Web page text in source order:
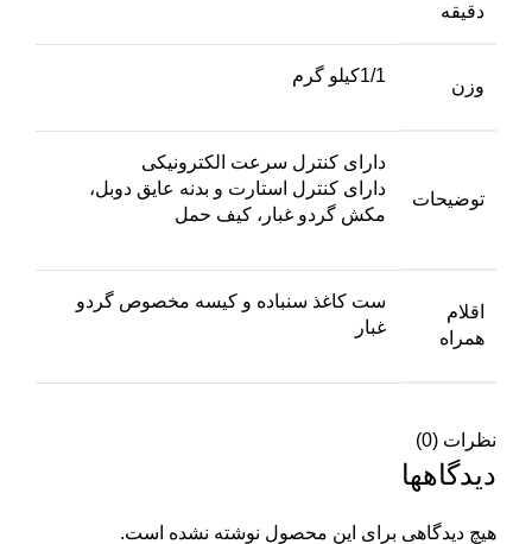
دقیقه
وزن
1/1کیلو گرم
توضیحات
دارای کنترل سرعت الکترونیکی
دارای کنترل استارت و بدنه عایق دوبل،
مکش گردو غبار، کیف حمل
اقلام
همراه
ست کاغذ سنباده و کیسه مخصوص گردو
غبار
نظرات (0)
دیدگاهها
هیچ دیدگاهی برای این محصول نوشته نشده است.